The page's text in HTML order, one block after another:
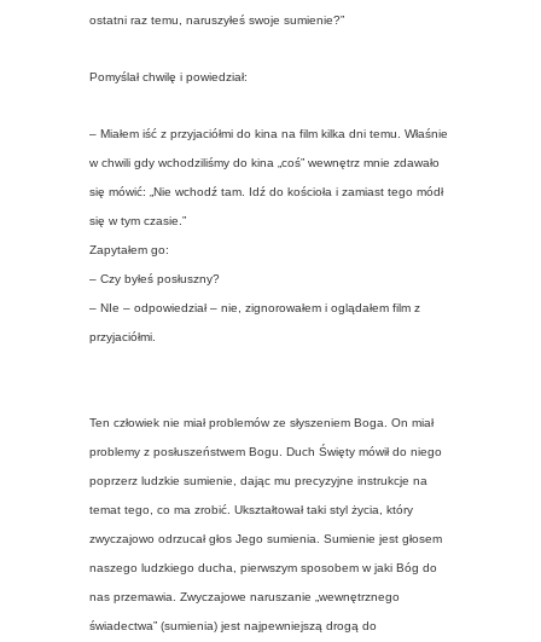
ostatni raz temu, naruszyłeś swoje sumienie?”
Pomyślał chwilę i powiedział:
– Miałem iść z przyjaciółmi do kina na film kilka dni temu. Właśnie
w chwili gdy wchodziliśmy do kina „coś” wewnętrz mnie zdawało
się mówić: „Nie wchodź tam. Idź do kościoła i zamiast tego módł
się w tym czasie.”
Zapytałem go:
– Czy byłeś posłuszny?
– NIe – odpowiedział – nie, zignorowałem i oglądałem film z
przyjaciółmi.
Ten człowiek nie miał problemów ze słyszeniem Boga. On miał
problemy z posłuszeństwem Bogu. Duch Święty mówił do niego
poprzerz ludzkie sumienie, dając mu precyzyjne instrukcje na
temat tego, co ma zrobić. Ukształtował taki styl życia, który
zwyczajowo odrzucał głos Jego sumienia. Sumienie jest głosem
naszego ludzkiego ducha, pierwszym sposobem w jaki Bóg do
nas przemawia. Zwyczajowe naruszanie „wewnętrznego
świadectwa” (sumienia) jest najpewniejszą drogą do